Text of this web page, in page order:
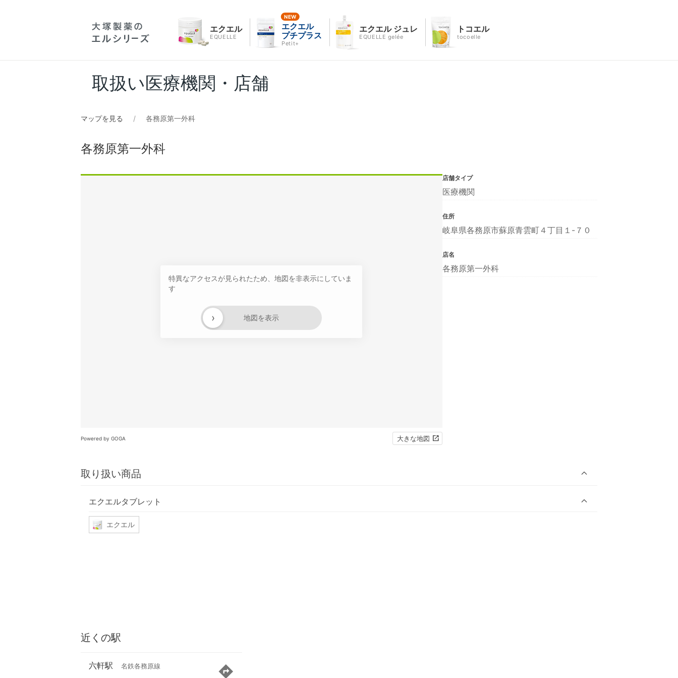
エクエル
EQUELLE
エクエル
プチプラス
Petit+
エクエル ジュレ
EQUELLE gelée
トコエル
tocoelle
取扱い医療機関・店舗
マップを見る 各務原第一外科
各務原第一外科
特異なアクセスが見られたため、地図を非表示にしていま
す
地図を表示
›
Powered by GOGA 大きな地図
取り扱い商品
エクエルタブレット
エクエル
店舗タイプ
医療機関
住所
岐阜県各務原市蘇原青雲町４丁目１-７０
店名
各務原第一外科
近くの駅
六軒駅 名鉄各務原線